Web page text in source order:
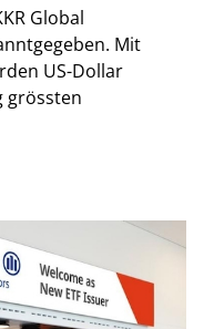
Global
Mit
US-Dollar
grössten